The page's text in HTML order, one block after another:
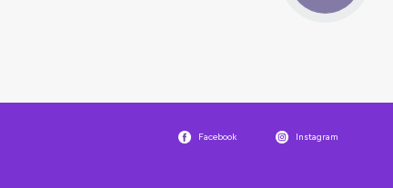
Facebook Instagram